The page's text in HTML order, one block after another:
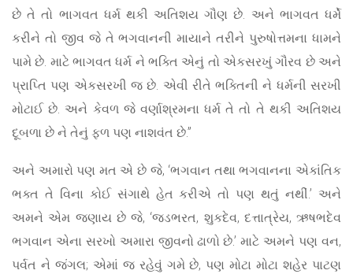
છે તે તો ભાગવત ધર્મ થકી અતિશય ગૌણ છે. અને ભાગવત ધર્મે
કરીને તો જીવ જે તે ભગવાનની માયાને તરીને પુરુષોત્તમના ધામને
પામે છે. માટે ભાગવત ધર્મ ને ભક્તિ એનું તો એકસરખું ગૌરવ છે અને
પ્રાપ્તિ પણ એકસરખી જ છે. એવી રીતે ભક્તિની ને ધર્મની સરખી
મોટાઈ છે. અને કેવળ જે વર્ણાશ્રમના ધર્મ તે તો તે થકી અતિશય
દૂબળા છે ને તેનું ફળ પણ નાશવંત છે.”
અને અમારો પણ મત એ છે જે, ‘ભગવાન તથા ભગવાનના એકાંતિક
ભક્ત તે વિના કોઈ સંગાથે હેત કરીએ તો પણ થતું નથીં.’ અને
અમને એમ જણાય છે જે, ‘જડભરત, શુકદેવ, દત્તાત્રેય, ઋષભદેવ
ભગવાન એના સરખો અમારા જીવનો ઢાળો છે.’ માટે અમને પણ વન,
પર્વત ને જંગલ; એમાં જ રહેવું ગમે છે, પણ મોટા મોટા શહેર પાટણ